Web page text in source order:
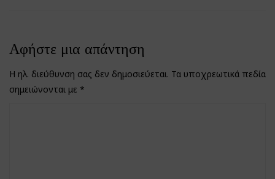
Αφήστε μια απάντηση
Η ηλ. διεύθυνση σας δεν δημοσιεύεται. Τα υποχρεωτικά πεδία
σημειώνονται με *